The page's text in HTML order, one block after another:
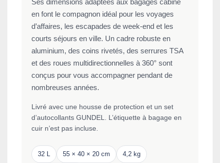
Ses dimensions adaptées aux bagages cabine
en font le compagnon idéal pour les voyages
d’affaires, les escapades de week-end et les
courts séjours en ville. Un cadre robuste en
aluminium, des coins rivetés, des serrures TSA
et des roues multidirectionnelles à 360° sont
conçus pour vous accompagner pendant de
nombreuses années.
Livré avec une housse de protection et un set
d’autocollants GUNDEL. L’étiquette à bagage en
cuir n’est pas incluse.
32 L 55 × 40 × 20 cm 4,2 kg